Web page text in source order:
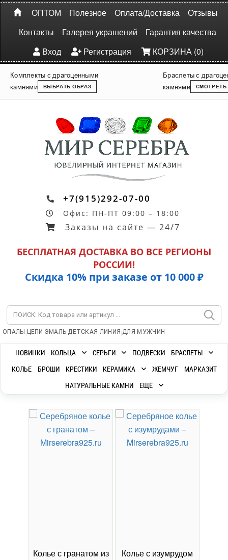
ОПТОМ Полезное Оплата/Доставка
Отзывы
Контакты
Галерея украшений
Гарантия качества
Вход
Регистрация КОРЗИНА (0)
Комплекты с драгоценными
камнями
ВЫБРАТЬ ОБРАЗ
Браслеты с
камнями
СМОТРЕТЬ
+7(915)292-07-00
Офис: ПН-ПТ 09:00 – 18:00
Заказы на сайте — 24/7
БЕСПЛАТНАЯ ДОСТАВКА ВО ВСЕ РЕГИОНЫ
РОССИИ!
Скидка 10% при заказе от 10 000 ₽
ОПАЛЫ | ЦЕПИ |ЭМАЛЬ|ДЕТСКАЯ ЛИНИЯ |ДЛЯ МУЖЧИН
НОВИНКИ КОЛЬЦА СЕРЬГИ ПОДВЕСКИ
БРАСЛЕТЫ
КОЛЬЕ
БРОШИ КРЕСТИКИ КЕРАМИКА ЖЕМЧУГ
МАРКАЗИТ
НАТУРАЛЬНЫЕ КАМНИ
ЕЩЁ
Колье с гранатом из
Колье с изумрудом